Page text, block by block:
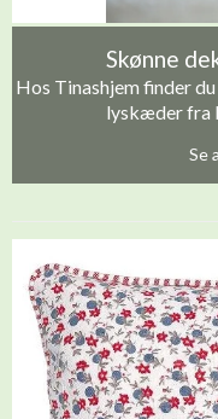
Skønne
Hos Tinashjem finder
lyskæder fra
Se